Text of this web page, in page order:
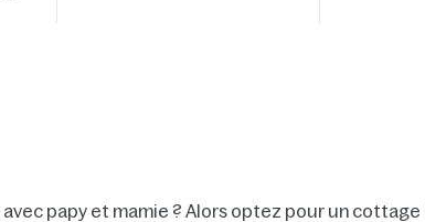
papy et mamie ? Alors optez pour un